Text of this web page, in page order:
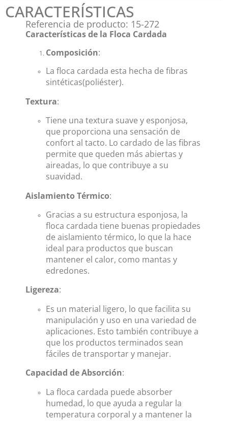
CARACTERÍSTICAS
Referencia de producto: 15-272
Características de la Floca Cardada
Composición:
La floca cardada esta hecha de fibras
sintéticas(poliéster).
Textura:
Tiene una textura suave y esponjosa,
que proporciona una sensación de
confort al tacto. Lo cardado de las fibras
permite que queden más abiertas y
aireadas, lo que contribuye a su
suavidad.
Aislamiento Térmico:
Gracias a su estructura esponjosa, la
floca cardada tiene buenas propiedades
de aislamiento térmico, lo que la hace
ideal para productos que buscan
mantener el calor, como mantas y
edredones.
Ligereza:
Es un material ligero, lo que facilita su
manipulación y uso en una variedad de
aplicaciones. Esto también contribuye a
que los productos terminados sean
fáciles de transportar y manejar.
Capacidad de Absorción:
La floca cardada puede absorber
humedad, lo que ayuda a regular la
temperatura corporal y a mantener la